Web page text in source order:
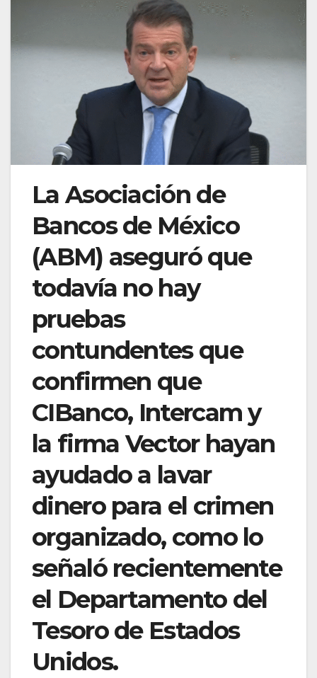
La Asociación de
Bancos de México
(ABM) aseguró que
todavía no hay
pruebas
contundentes que
confirmen que
CIBanco, Intercam y
la firma Vector hayan
ayudado a lavar
dinero para el crimen
organizado, como lo
señaló recientemente
el Departamento del
Tesoro de Estados
Unidos.